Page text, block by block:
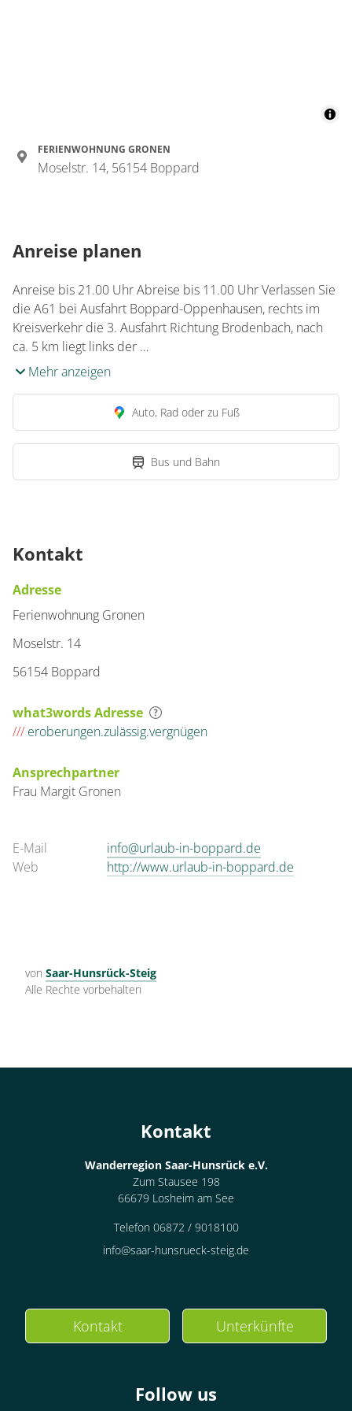
FERIENWOHNUNG GRONEN
Moselstr. 14, 56154 Boppard
Anreise planen
Anreise bis 21.00 Uhr Abreise bis 11.00 Uhr Verlassen Sie
die A61 bei Ausfahrt Boppard-Oppenhausen, rechts im
Kreisverkehr die 3. Ausfahrt Richtung Brodenbach, nach
ca. 5 km liegt links der …
Mehr anzeigen
Auto, Rad oder zu Fuß
Bus und Bahn
Kontakt
Adresse
Ferienwohnung Gronen
Moselstr. 14
56154 Boppard
what3words Adresse
/// eroberungen.zulässig.vergnügen
Ansprechpartner
Frau Margit Gronen
E-Mail
info@urlaub-in-boppard.de
Web
http://www.urlaub-in-boppard.de
von Saar-Hunsrück-Steig
Alle Rechte vorbehalten
Kontakt
Wanderregion Saar-Hunsrück e.V.
Zum Stausee 198
66679 Losheim am See
Telefon 06872 / 9018100
info@saar-hunsrueck-steig.de
Kontakt Unterkünfte
Follow us